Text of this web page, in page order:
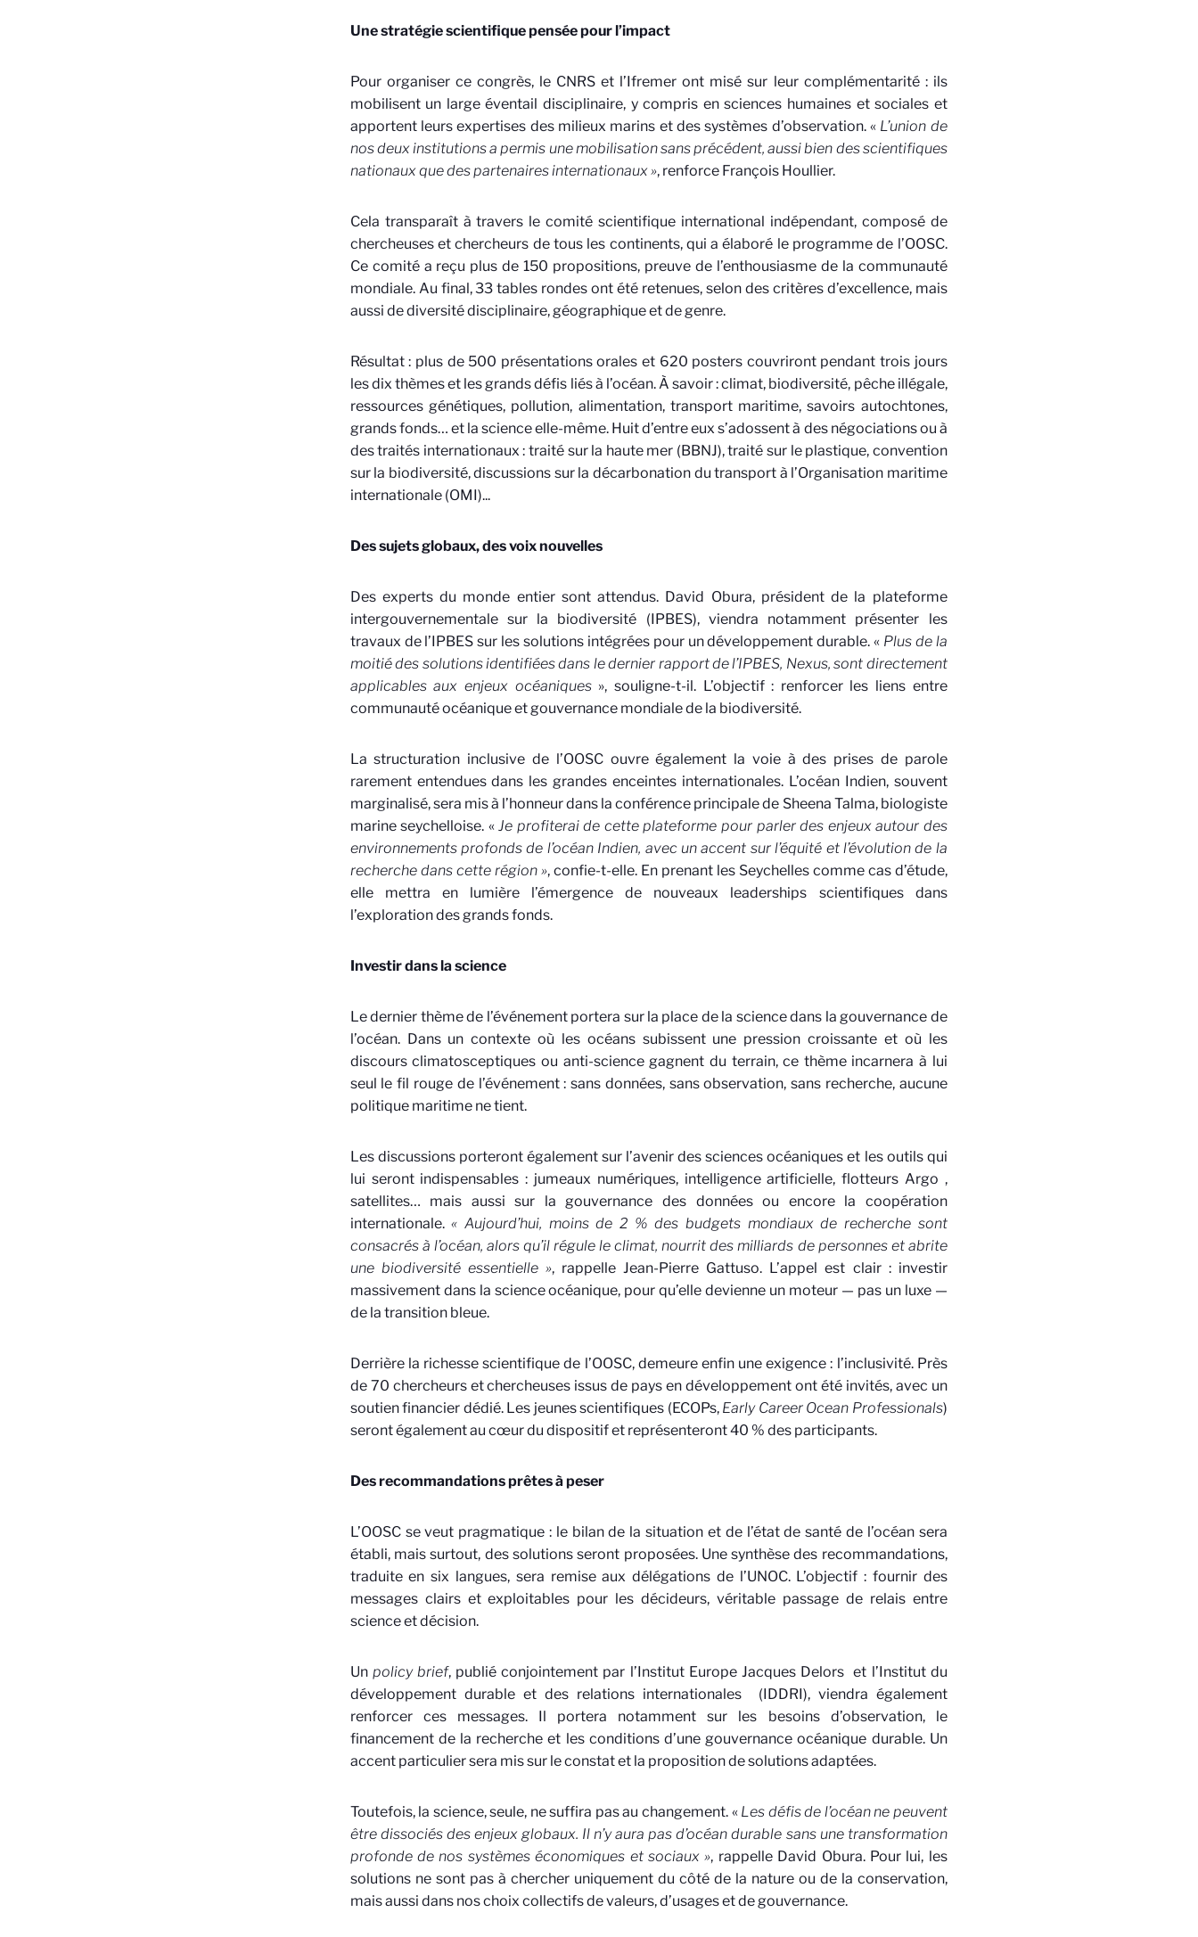
Une stratégie scientifique pensée pour l’impact
Pour organiser ce congrès, le CNRS et l’Ifremer ont misé sur leur complémentarité : ils
mobilisent un large éventail disciplinaire, y compris en sciences humaines et sociales et
apportent leurs expertises des milieux marins et des systèmes d’observation. « L’union de
nos deux institutions a permis une mobilisation sans précédent, aussi bien des scientifiques
nationaux que des partenaires internationaux », renforce François Houllier.
Cela transparaît à travers le comité scientifique international indépendant, composé de
chercheuses et chercheurs de tous les continents, qui a élaboré le programme de l’OOSC.
Ce comité a reçu plus de 150 propositions, preuve de l’enthousiasme de la communauté
mondiale. Au final, 33 tables rondes ont été retenues, selon des critères d’excellence, mais
aussi de diversité disciplinaire, géographique et de genre.
Résultat : plus de 500 présentations orales et 620 posters couvriront pendant trois jours
les dix thèmes et les grands défis liés à l’océan. À savoir : climat, biodiversité, pêche illégale,
ressources génétiques, pollution, alimentation, transport maritime, savoirs autochtones,
grands fonds… et la science elle-même. Huit d’entre eux s’adossent à des négociations ou à
des traités internationaux : traité sur la haute mer (BBNJ), traité sur le plastique, convention
sur la biodiversité, discussions sur la décarbonation du transport à l’Organisation maritime
internationale (OMI)...
Des sujets globaux, des voix nouvelles
Des experts du monde entier sont attendus. David Obura, président de la plateforme
intergouvernementale sur la biodiversité (IPBES), viendra notamment présenter les
travaux de l’IPBES sur les solutions intégrées pour un développement durable. « Plus de la
moitié des solutions identifiées dans le dernier rapport de l’IPBES, Nexus, sont directement
applicables aux enjeux océaniques», souligne-t-il. L’objectif : renforcer les liens entre
communauté océanique et gouvernance mondiale de la biodiversité.
La structuration inclusive de l’OOSC ouvre également la voie à des prises de parole
rarement entendues dans les grandes enceintes internationales. L’océan Indien, souvent
marginalisé, sera mis à l’honneur dans la conférence principale de Sheena Talma, biologiste
marine seychelloise. «Je profiterai de cette plateforme pour parler des enjeux autour des
environnements profonds de l’océan Indien, avec un accent sur l’équité et l’évolution de la
recherche dans cette région », confie-t-elle. En prenant les Seychelles comme cas d’étude,
elle mettra en lumière l’émergence de nouveaux leaderships scientifiques dans
l’exploration des grands fonds.
Investir dans la science
Le dernier thème de l’événement portera sur la place de la science dans la gouvernance de
l’océan. Dans un contexte où les océans subissent une pression croissante et où les
discours climatosceptiques ou anti-science gagnent du terrain, ce thème incarnera à lui
seul le fil rouge de l’événement : sans données, sans observation, sans recherche, aucune
politique maritime ne tient.
Les discussions porteront également sur l’avenir des sciences océaniques et les outils qui
lui seront indispensables : jumeaux numériques, intelligence artificielle, flotteurs Argo ,
satellites… mais aussi sur la gouvernance des données ou encore la coopération
internationale.« Aujourd’hui, moins de 2 % des budgets mondiaux de recherche sont
consacrés à l’océan, alors qu’il régule le climat, nourrit des milliards de personnes et abrite
une biodiversité essentielle », rappelle Jean-Pierre Gattuso. L’appel est clair : investir
massivement dans la science océanique, pour qu’elle devienne un moteur — pas un luxe —
de la transition bleue.
Derrière la richesse scientifique de l’OOSC, demeure enfin une exigence : l’inclusivité. Près
de 70 chercheurs et chercheuses issus de pays en développement ont été invités, avec un
soutien financier dédié. Les jeunes scientifiques (ECOPs, Early Career Ocean Professionals)
seront également au cœur du dispositif et représenteront 40 % des participants.
Des recommandations prêtes à peser
L’OOSC se veut pragmatique : le bilan de la situation et de l’état de santé de l’océan sera
établi, mais surtout, des solutions seront proposées. Une synthèse des recommandations,
traduite en six langues, sera remise aux délégations de l’UNOC. L’objectif : fournir des
messages clairs et exploitables pour les décideurs, véritable passage de relais entre
science et décision.
Un policy brief, publié conjointement par l’Institut Europe Jacques Delors et l’Institut du
développement durable et des relations internationales
(IDDRI), viendra également
renforcer ces messages. Il portera notamment sur les besoins d’observation, le
financement de la recherche et les conditions d’une gouvernance océanique durable. Un
accent particulier sera mis sur le constat et la proposition de solutions adaptées.
Toutefois, la science, seule, ne suffira pas au changement. « Les défis de l’océan ne peuvent
être dissociés des enjeux globaux. Il n’y aura pas d’océan durable sans une transformation
profonde de nos systèmes économiques et sociaux », rappelle David Obura. Pour lui, les
solutions ne sont pas à chercher uniquement du côté de la nature ou de la conservation,
mais aussi dans nos choix collectifs de valeurs, d’usages et de gouvernance.